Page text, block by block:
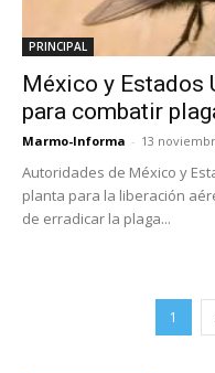
PRINCIPAL
México y Estados
para combatir
Marmo-Informa - 13
Autoridades de México y
planta para la liberación
de erradicar la plaga...
1